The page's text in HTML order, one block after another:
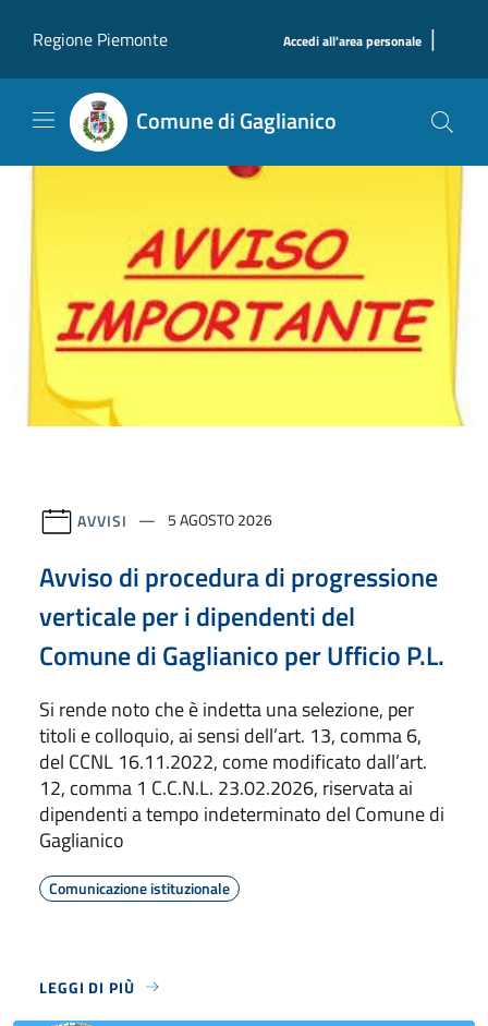
Regione Piemonte
Accedi all'area personale |
Comune di Gaglianico
AVVISI 5 AGOSTO 2026
Avviso di procedura di progressione
verticale per i dipendenti del
Comune di Gaglianico per Ufficio P.L.
Si rende noto che è indetta una selezione, per
titoli e colloquio, ai sensi dell’art. 13, comma 6,
del CCNL 16.11.2022, come modificato dall’art.
12, comma 1 C.C.N.L. 23.02.2026, riservata ai
dipendenti a tempo indeterminato del Comune di
Gaglianico
Comunicazione istituzionale
LEGGI DI PIÙ